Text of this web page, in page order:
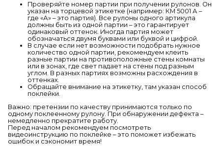
Проверяйте номер партии при получении рулонов. Он
указан на торцевой этикетке (например: КМ 5001 А –
где «А» – это партия). Все рулоны одного артикула
должны быть из одной партии – это гарантирует
одинаковый оттенок. Иногда партия может
обозначаться двумя буквами или буквой и цифрой.
В случае если нет возможности подобрать нужное
количество одной партии, рекомендуем клеить
разные партии на противоположные стены комнаты
или в зонах, где свет падает на стены под разным
углом. В разных партиях возможны расхождения в
оттенках.
Обращайте внимание на этикетку, там указан способ
поклейки.
Важно: претензии по качеству принимаются только по
одному поклеенному рулону. При обнаружении дефекта –
немедленно прекратите работу.
Перед началом рекомендуем посмотреть
видеоинструкцию по поклейке – это поможет избежать
ошибок и сэкономит время!